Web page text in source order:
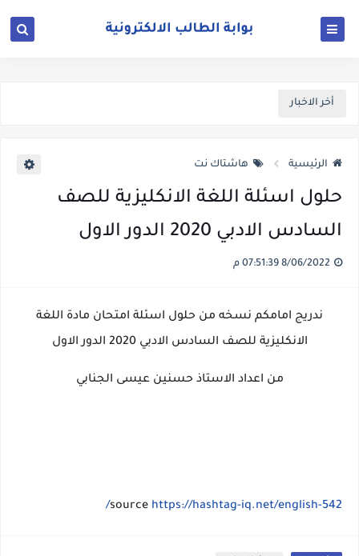
أخر الاخبار
الرئيسية هاشتاك نت
حلول اسئلة اللغة الانكليزية للصف
السادس الادبي 2020 الدور الاول
ندريج امامكم نسخه من حلول اسئلة امتحان مادة اللغة
الانكليزية للصف السادس الادبي 2020 الدور الاول
من اعداد الاستاذ حسنين عيسى الجنابي
source https://hashtag-iq.net/english-542/